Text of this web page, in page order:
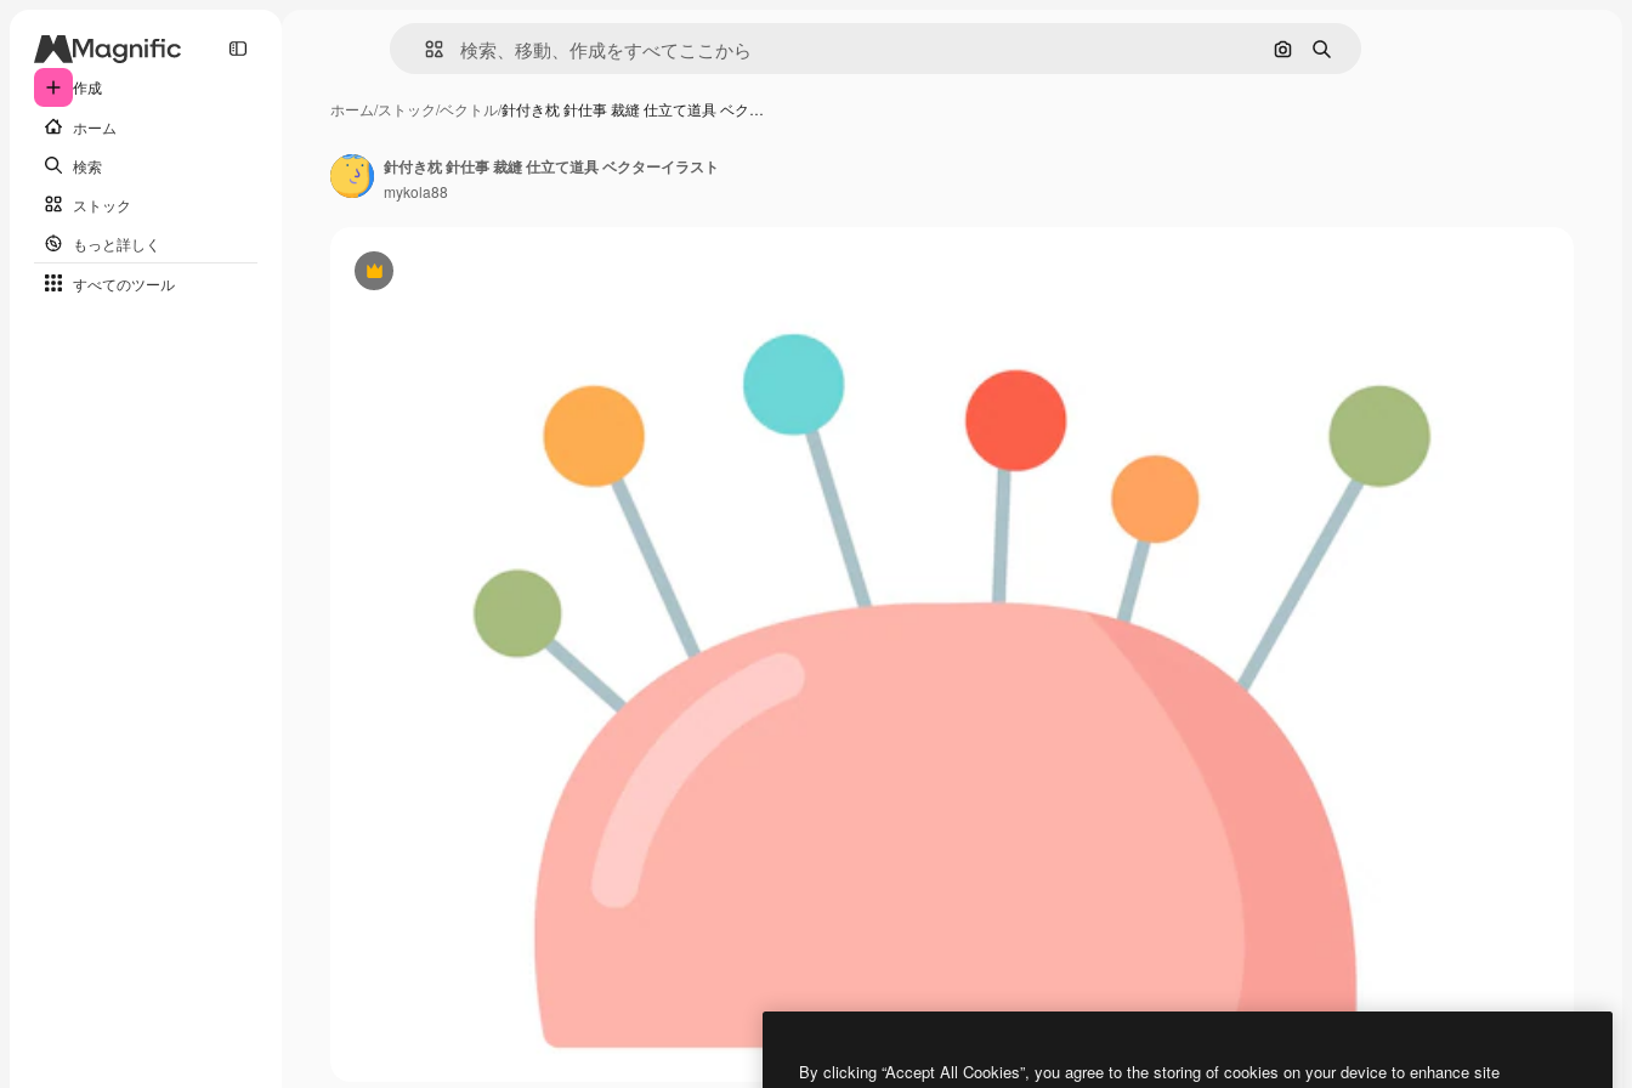
作成
ホーム
検索
ストック
もっと詳しく
すべてのツール
画像で検索
検索
ホーム/ストック/ベクトル/針付き枕 針仕事 裁縫 仕立て道具 ベク…
Premium
針付き枕 針仕事 裁縫 仕立て道具 ベクターイラスト
mykola88
By clicking “Accept All Cookies”, you agree to the storing of cookies on your device to enhance site